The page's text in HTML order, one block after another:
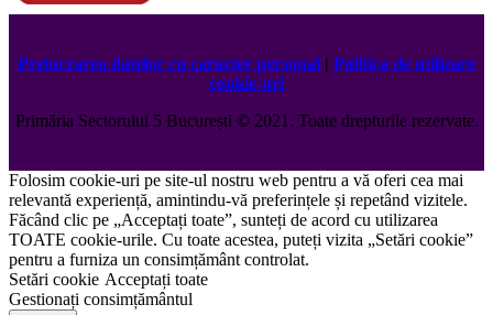
Prelucrarea datelor cu caracter personal | Politica de utilizare
cookie-uri
Primăria Sectorului 5 București ©️2021. Toate drepturile rezervate.
Folosim cookie-uri pe site-ul nostru web pentru a vă oferi cea mai
relevantă experiență, amintindu-vă preferințele și repetând vizitele.
Făcând clic pe „Acceptați toate”, sunteți de acord cu utilizarea
TOATE cookie-urile. Cu toate acestea, puteți vizita „Setări cookie”
pentru a furniza un consimțământ controlat.
Setări cookie Acceptați toate
Gestionați consimțământul